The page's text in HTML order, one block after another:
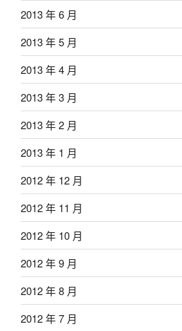
2013 年 6 月
2013 年 5 月
2013 年 4 月
2013 年 3 月
2013 年 2 月
2013 年 1 月
2012 年 12 月
2012 年 11 月
2012 年 10 月
2012 年 9 月
2012 年 8 月
2012 年 7 月